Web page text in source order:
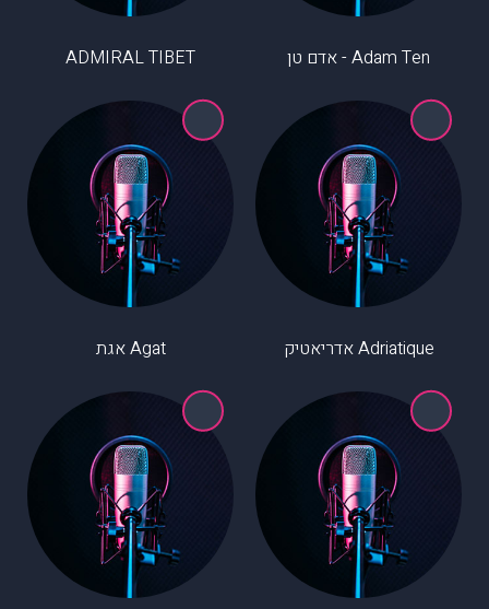
Adam Ten - אדם טן ADMIRAL TIBET
Adriatique אדריאטיק Agat אגת